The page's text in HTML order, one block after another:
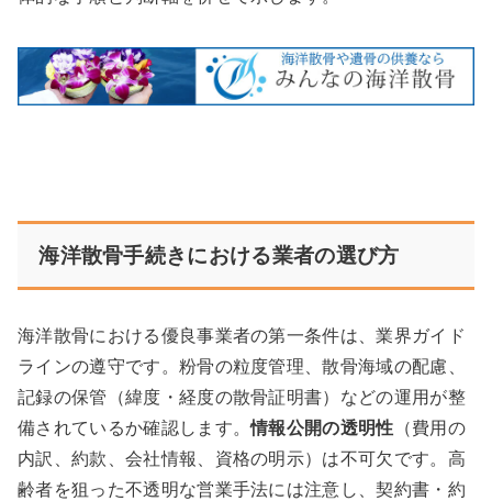
海洋散骨手続きにおける業者の選び方
海洋散骨における優良事業者の第一条件は、業界ガイド
ラインの遵守です。粉骨の粒度管理、散骨海域の配慮、
記録の保管（緯度・経度の散骨証明書）などの運用が整
備されているか確認します。情報公開の透明性 （費用の
内訳、約款、会社情報、資格の明示）は不可欠です。高
齢者を狙った不透明な営業手法には注意し、契約書・約